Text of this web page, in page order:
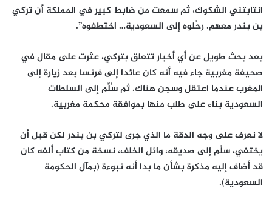
انتابتني الشكوك، ثم سمعت من ضابط كبير في المملكة أن تركي
بن بندر معهم. رحَّلوه إلى السعودية… اختطفوه”.
بعد بحث طويل عن أي أخبار تتعلق بتركي، عثرت على مقال في
صحيفة مغربية جاء فيه أنه كان عائدا إلى فرنسا بعد زيارة إلى
المغرب عندما اعتقل وسجن هناك. ثم سُلِّم إلى السلطات
السعودية بناء على طلب منها بموافقة محكمة مغربية.
لا نعرف على وجه الدقة ما الذي جرى لتركي بن بندر لكن قبل أن
يختفي، سلَّم إلى صديقه، وائل الخلف، نسخة من كتاب ألفه كان
قد أضاف إليه مذكرة بشأن ما بدا أنه نبوءة (بمآل الحكومة
السعودية).